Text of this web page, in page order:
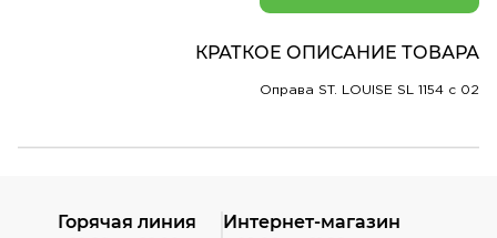
КРАТКОЕ ОПИСАНИЕ ТОВАРА
Оправа ST. LOUISE SL 1154 c 02
Горячая линия Интернет-магазин